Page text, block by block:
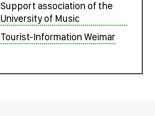
Support association of the
University of Music
Tourist-Information Weimar